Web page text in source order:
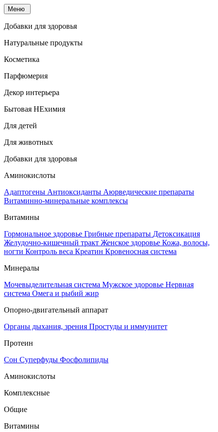
Меню
Добавки для здоровья
Натуральные продукты
Косметика
Парфюмерия
Декор интерьера
Бытовая НЕхимия
Для детей
Для животных
Добавки для здоровья
Аминокислоты
Адаптогены Антиоксиданты Аюрведические препараты
Витаминно-минеральные комплексы
Витамины
Гормональное здоровье Грибные препараты Детоксикация
Желудочно-кишечный тракт Женское здоровье Кожа, волосы,
ногти Контроль веса Креатин Кровеносная система
Минералы
Мочевыделительная система Мужское здоровье Нервная
система Омега и рыбий жир
Опорно-двигательный аппарат
Органы дыхания, зрения Простуды и иммунитет
Протеин
Сон Суперфуды Фосфолипиды
Аминокислоты
Комплексные
Общие
Витамины